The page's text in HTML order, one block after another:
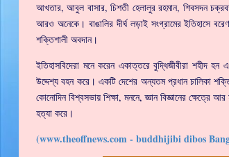
আখতার, আবুল বাসার, চিশতী হেলালুর রহমান, শিবসদন
আরও অনেকে। বাঙালির দীর্ঘ লড়াই সংগ্রামের ইতিহাসে
শক্তিশালী অবদান।
ইতিহাসবিদেরা মনে করেন একাত্তরে বুদ্ধিজীবীরা শহীদ
উদ্দেশ্য বহন করে। একটি দেশের অন্যতম প্রধান চালিকা
কোনোদিন বিশ্বসভায় শিক্ষা, মননে, জ্ঞান বিজ্ঞানের ক্ষেত্রে
হত্যা করে।
(www.theoffnews.com - buddhijibi dibos